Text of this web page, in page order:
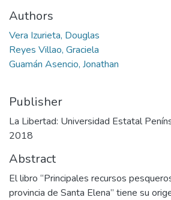
Authors
Vera Izurieta, Douglas
Reyes Villao, Graciela
Guamán Asencio, Jonathan
Publisher
La Libertad: Universidad Estatal
2018
Abstract
El libro “Principales recursos
provincia de Santa Elena” tiene su